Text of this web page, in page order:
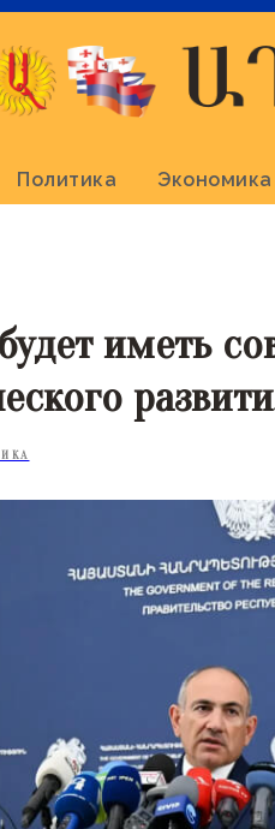
Политика Экономика
иметь